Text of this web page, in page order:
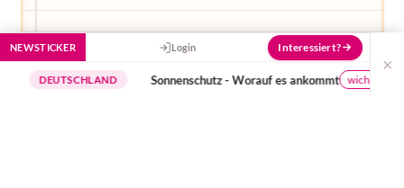
NEWSTICKER
Sonnenschutz - Worauf es ankommt wichtige Hinweise
Login Interessiert?
×